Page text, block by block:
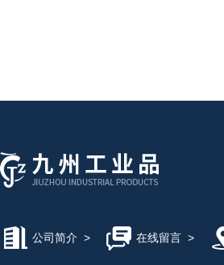
公司简介 > 在线留言>